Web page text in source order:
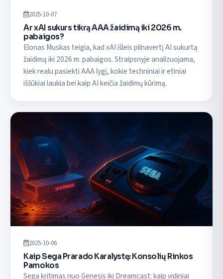
2025-10-07
Ar xAI sukurs tikrą AAA žaidimą iki 2026 m.
pabaigos?
Elonas Muskas teigia, kad xAI išleis pilnavertį AI sukurtą
žaidimą iki 2026 m. pabaigos. Straipsnyje analizuojama,
kiek realu pasiekti AAA lygį, kokie techniniai ir etiniai
iššūkiai laukia bei kaip AI keičia žaidimų kūrimą.
2025-10-06
Kaip Sega Prarado Karalystę: Konsolių Rinkos
Pamokos
Sega kritimas nuo Genesis iki Dreamcast: kaip vidiniai